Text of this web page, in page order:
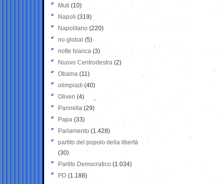
Muti (10)
Napoli (319)
Napolitano (220)
no global (5)
notte bianca (3)
Nuovo Centrodestra (2)
Obama (11)
olimpiadi (40)
Oliveri (4)
Pannella (29)
Papa (33)
Parlamento (1.428)
partito del popolo della libertà
(30)
Partito Democratico (1.034)
PD (1.188)